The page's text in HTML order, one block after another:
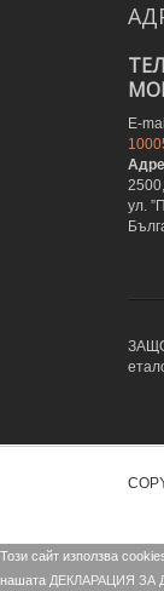
E-
ул.
ЗАЩО
Този сайт използва
нашата ДЕКЛАРАЦИЯ ЗА